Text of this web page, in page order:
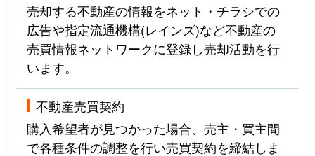
売却する不動産の情報をネット・チラシでの
広告や指定流通機構(レインズ)など不動産の
売買情報ネットワークに登録し売却活動を行
います。
不動産売買契約
購入希望者が見つかった場合、売主・買主間
で各種条件の調整を行い売買契約を締結しま